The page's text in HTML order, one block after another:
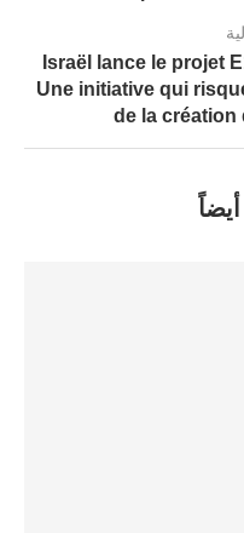
Israël lance le projet
Une initiative qui
de la création